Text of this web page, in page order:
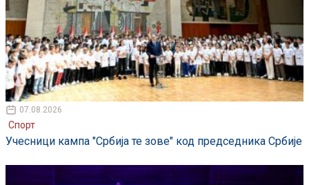
07.08.2026
Спорт
Учесници кампа "Србија те зове" код председника Србије